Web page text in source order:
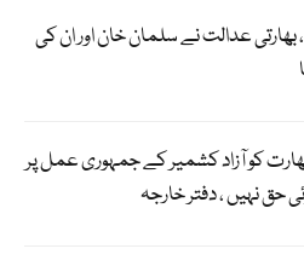
عدالت نے سلمان خان اور ان کی
کو آزاد کشمیر کے جمہوری عمل پر
حق نہیں ، دفتر خارجہ